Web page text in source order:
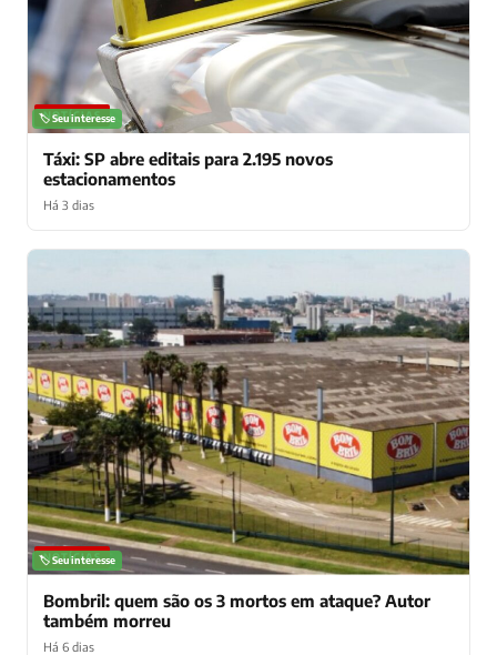
NOTÍCIAS
🏷️ Seu interesse
Táxi: SP abre editais para 2.195 novos
estacionamentos
Há 3 dias
NOTÍCIAS
🏷️ Seu interesse
Bombril: quem são os 3 mortos em ataque? Autor
também morreu
Há 6 dias